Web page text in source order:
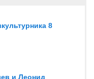
8
и Леонид